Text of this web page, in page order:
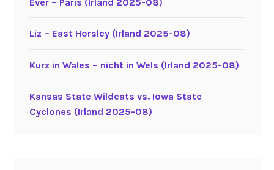
Liz – East Horsley (Irland 2025-08)
Kurz in Wales – nicht in Wels (Irland 2025-08)
Kansas State Wildcats vs. Iowa State
Cyclones (Irland 2025-08)